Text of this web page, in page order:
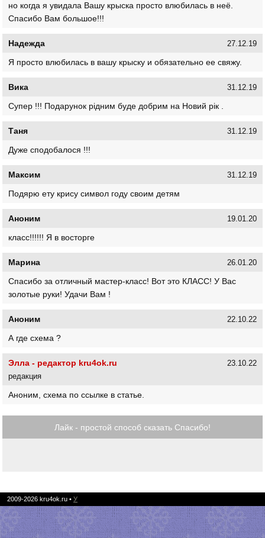
но когда я увидала Вашу крыска просто влюбилась в неё.
Спасибо Вам большое!!!
Надежда 27.12.19
Я просто влюбилась в вашу крыску и обязательно ее свяжу.
Вика 31.12.19
Супер !!! Подарунок рiдним буде добрим на Новий рiк .
Таня 31.12.19
Дуже сподобалося !!!
Максим 31.12.19
Подярю ету крису символ году своим детям
Аноним 19.01.20
класс!!!!!! Я в восторге
Марина 26.01.20
Спасибо за отличный мастер-класс! Вот это КЛАСС! У Вас
золотые руки! Удачи Вам !
Аноним 22.10.22
А где схема ?
Элла - редактор kru4ok.ru
редакция
23.10.22
Аноним, схема по ссылке в статье.
Лайк - простой способ сказать Спасибо!
2009-2026 kru4ok.ru • У